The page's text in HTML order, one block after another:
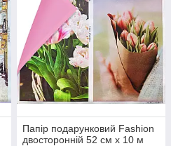
Папір подарунковий Fashion
двосторонній 52 см х 10 м